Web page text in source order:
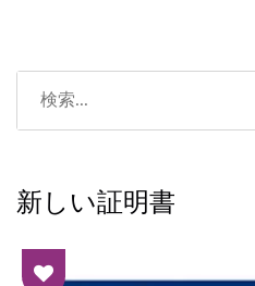
新しい証明書